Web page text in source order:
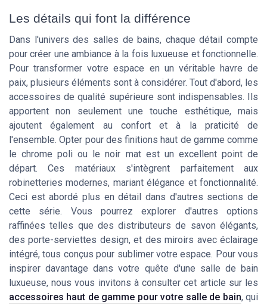
Les détails qui font la différence
Dans l'univers des salles de bains, chaque détail compte
pour créer une ambiance à la fois luxueuse et fonctionnelle.
Pour transformer votre espace en un véritable havre de
paix, plusieurs éléments sont à considérer. Tout d'abord, les
accessoires de qualité supérieure sont indispensables. Ils
apportent non seulement une touche esthétique, mais
ajoutent également au confort et à la praticité de
l'ensemble. Opter pour des finitions haut de gamme comme
le chrome poli ou le noir mat est un excellent point de
départ. Ces matériaux s'intègrent parfaitement aux
robinetteries modernes, mariant élégance et fonctionnalité.
Ceci est abordé plus en détail dans d'autres sections de
cette série. Vous pourrez explorer d'autres options
raffinées telles que des distributeurs de savon élégants,
des porte-serviettes design, et des miroirs avec éclairage
intégré, tous conçus pour sublimer votre espace. Pour vous
inspirer davantage dans votre quête d'une salle de bain
luxueuse, nous vous invitons à consulter cet article sur les
accessoires haut de gamme pour votre salle de bain, qui